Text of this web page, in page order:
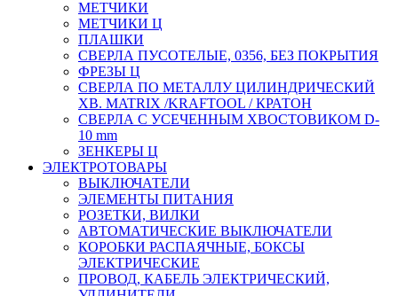
МЕТЧИКИ
МЕТЧИКИ Ц
ПЛАШКИ
СВЕРЛА ПУСОТЕЛЫЕ, 0356, БЕЗ ПОКРЫТИЯ
ФРЕЗЫ Ц
СВЕРЛА ПО МЕТАЛЛУ ЦИЛИНДРИЧЕСКИЙ
ХВ. MATRIX /KRAFTOOL / КРАТОН
СВЕРЛА С УСЕЧЕННЫМ ХВОСТОВИКОМ D-
10 mm
ЗЕНКЕРЫ Ц
ЭЛЕКТРОТОВАРЫ
ВЫКЛЮЧАТЕЛИ
ЭЛЕМЕНТЫ ПИТАНИЯ
РОЗЕТКИ, ВИЛКИ
АВТОМАТИЧЕСКИЕ ВЫКЛЮЧАТЕЛИ
КОРОБКИ РАСПАЯЧНЫЕ, БОКСЫ
ЭЛЕКТРИЧЕСКИЕ
ПРОВОД, КАБЕЛЬ ЭЛЕКТРИЧЕСКИЙ,